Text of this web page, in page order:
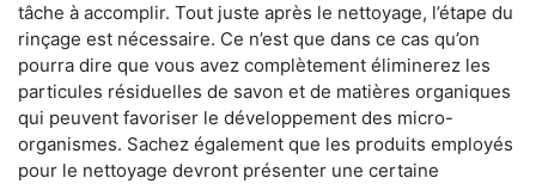
tâche à accomplir. Tout juste après le nettoyage, l’étape du
rinçage est nécessaire. Ce n’est que dans ce cas qu’on
pourra dire que vous avez complètement éliminerez les
particules résiduelles de savon et de matières organiques
qui peuvent favoriser le développement des micro-
organismes. Sachez également que les produits employés
pour le nettoyage devront présenter une certaine